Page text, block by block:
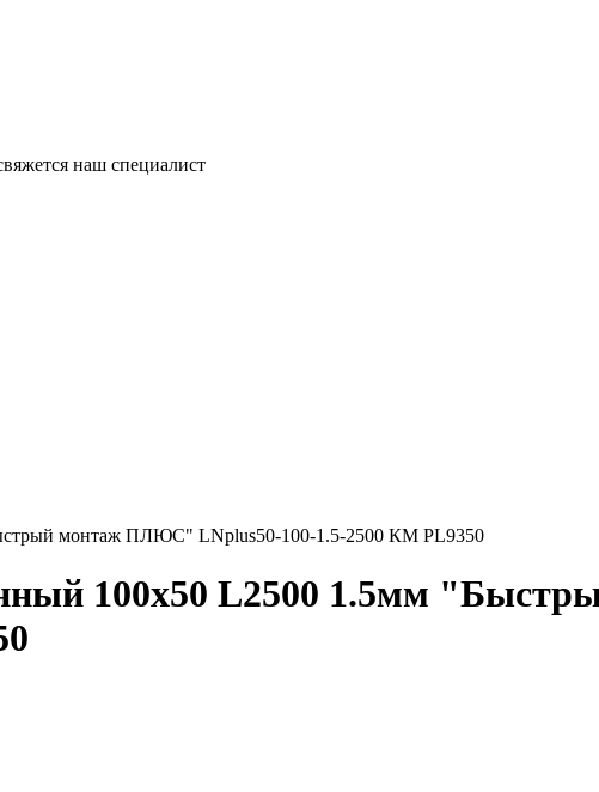
наш специалист
монтаж ПЛЮС" LNplus50-100-1.5-2500 КМ PL9350
100х50 L2500 1.5мм